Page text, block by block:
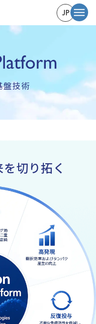
JP
盤技術
切り拓く